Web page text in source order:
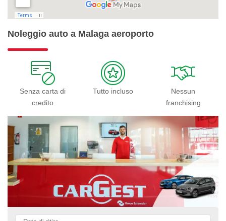
Noleggio auto a Malaga aeroporto
Senza carta di
credito
Tutto incluso
Nessun
franchising